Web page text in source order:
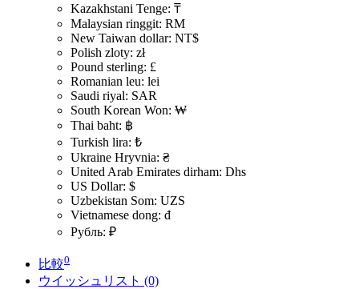
Kazakhstani Tenge: ₸
Malaysian ringgit: RM
New Taiwan dollar: NT$
Polish zloty: zł
Pound sterling: £
Romanian leu: lei
Saudi riyal: SAR
South Korean Won: ₩
Thai baht: ฿
Turkish lira: ₺
Ukraine Hryvnia: ₴
United Arab Emirates dirham: Dhs
US Dollar: $
Uzbekistan Som: UZS
Vietnamese dong: đ
Рубль: ₽
比較0
ウイッシュリスト (0)